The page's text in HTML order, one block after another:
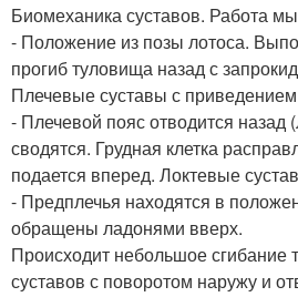
Биомеханика суставов.
- Положение из позы лотоса.
прогиб туловища назад с
Плечевые суставы с приведением
- Плечевой пояс отводится назад
сводятся. Грудная клетка
подается вперед. Локтевые
- Предплечья находятся в
обращены ладонями вверх.
Происходит небольшое сгибание
суставов с поворотом наружу и